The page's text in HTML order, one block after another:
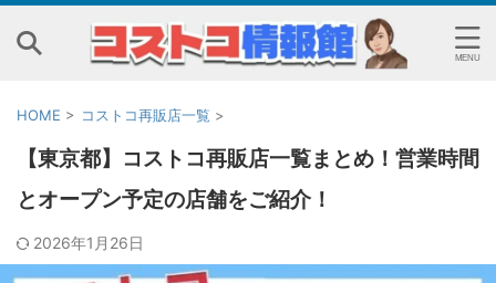
HOME > コストコ再販店一覧 >
【東京都】コストコ再販店一覧まとめ！営業時間
とオープン予定の店舗をご紹介！
2026年1月26日